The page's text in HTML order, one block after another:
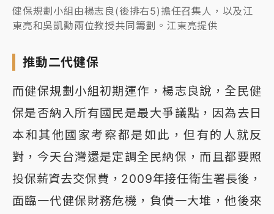
健保規劃小組由楊志良(後排右5)擔任召集人，以及江
東亮和吳凱勳兩位教授共同籌劃。江東亮提供
推動二代健保
而健保規劃小組初期運作，楊志良說，全民健
保是否納入所有國民是最大爭議點，因為去日
本和其他國家考察都是如此，但有的人就反
對，今天台灣還是定調全民納保，而且都要照
投保薪資去交保費，2009年接任衛生署長後，
面臨一代健保財務危機，負債一大堆，他後來